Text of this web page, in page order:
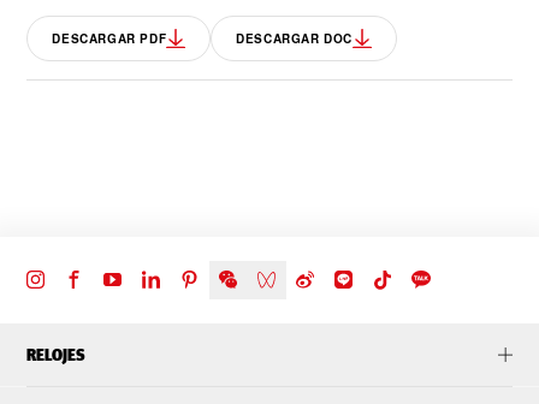
DESCARGAR PDF DESCARGAR DOC
RELOJES